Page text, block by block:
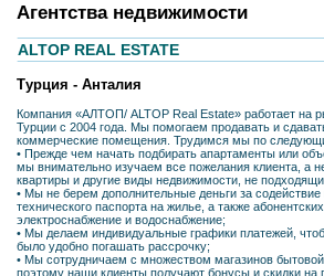
Агентства недвижимости
ALTOP REAL ESTATE
Турция - Анталия
Компания «АЛТОП/ ALTOP Real Estate» работает на
Турции с 2004 года. Мы помогаем продавать и
коммерческие помещения. Трудимся мы по
• Прежде чем начать подбирать апартаменты или
мы внимательно изучаем все пожелания клиента, а
квартиры и другие виды недвижимости, не
• Мы не берем дополнительные деньги за
технического паспорта на жилье, а также
электроснабжение и водоснабжение;
• Мы делаем индивидуальные графики платежей,
было удобно погашать рассрочку;
• Мы сотрудничаем с множеством магазинов бытовой
поэтому наши клиенты получают бонусы и скидки на